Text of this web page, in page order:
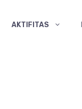
AKTIFITAS